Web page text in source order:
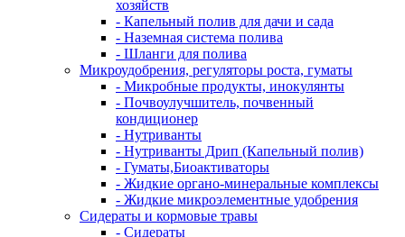
хозяйств
- Капельный полив для дачи и сада
- Наземная система полива
- Шланги для полива
Микроудобрения, регуляторы роста, гуматы
- Микробные продукты, инокулянты
- Почвоулучшитель, почвенный
кондиционер
- Нутриванты
- Нутриванты Дрип (Капельный полив)
- Гуматы,Биоактиваторы
- Жидкие органо-минеральные комплексы
- Жидкие микроэлементные удобрения
Сидераты и кормовые травы
- Сидераты